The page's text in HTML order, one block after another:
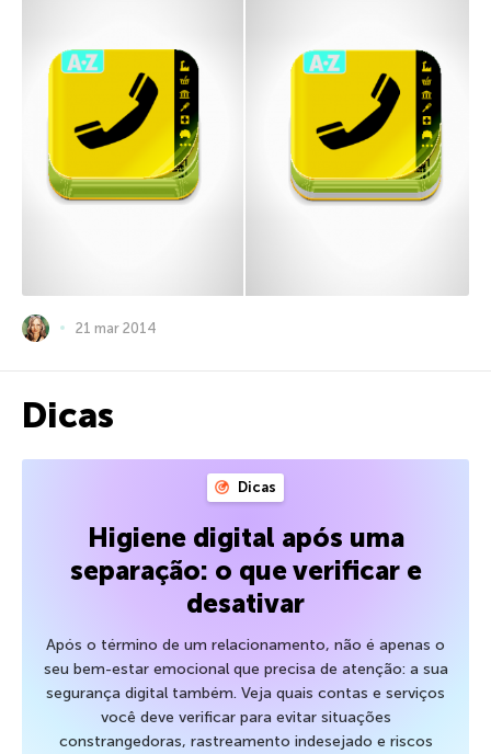
21 mar 2014
Dicas
Dicas
Higiene digital após uma
separação: o que verificar e
desativar
Após o término de um relacionamento, não é apenas o
seu bem-estar emocional que precisa de atenção: a sua
segurança digital também. Veja quais contas e serviços
você deve verificar para evitar situações
constrangedoras, rastreamento indesejado e riscos